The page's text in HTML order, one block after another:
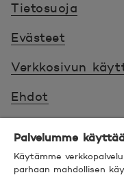
Tietosuoja
Evästeet
Verkkosivun
Ehdot
Saavutettavuus
Palvelumme
Käytämme
parhaan mahdollisen